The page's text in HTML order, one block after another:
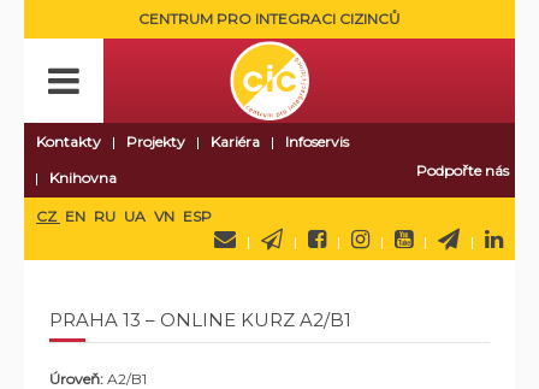
CENTRUM PRO INTEGRACI CIZINCŮ
Kontakty Projekty Kariéra
Infoservis
Knihovna
Podpořte nás
CZ EN RU UA VN ESP
PRAHA 13 – ONLINE KURZ A2/B1
Úroveň: A2/B1